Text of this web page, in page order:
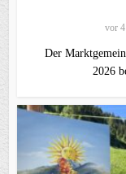
vor 4
Der
2026